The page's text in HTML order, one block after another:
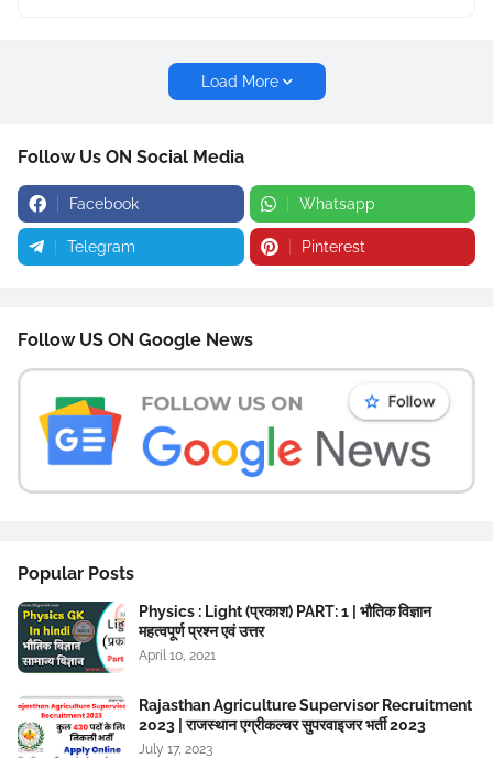
Load More
Follow Us ON Social Media
Facebook Whatsapp
Telegram Pinterest
Follow US ON Google News
Popular Posts
Physics : Light (प्रकाश) PART: 1 | भौतिक विज्ञान
महत्वपूर्ण प्रश्न एवं उत्तर
April 10, 2021
Rajasthan Agriculture Supervisor Recruitment
2023 | राजस्थान एग्रीकल्चर सुपरवाइजर भर्ती 2023
July 17, 2023